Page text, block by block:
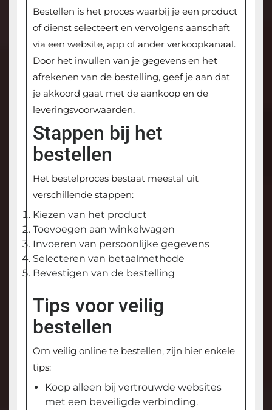
Bestellen is het proces waarbij je een product
of dienst selecteert en vervolgens aanschaft
via een website, app of ander verkoopkanaal.
Door het invullen van je gegevens en het
afrekenen van de bestelling, geef je aan dat
je akkoord gaat met de aankoop en de
leveringsvoorwaarden.
Stappen bij het
bestellen
Het bestelproces bestaat meestal uit
verschillende stappen:
Kiezen van het product
Toevoegen aan winkelwagen
Invoeren van persoonlijke gegevens
Selecteren van betaalmethode
Bevestigen van de bestelling
Tips voor veilig
bestellen
Om veilig online te bestellen, zijn hier enkele
tips:
Koop alleen bij vertrouwde websites
met een beveiligde verbinding.